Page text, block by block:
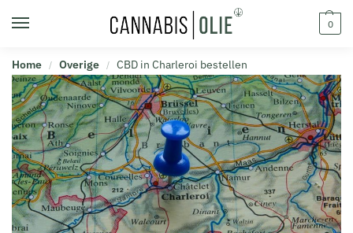
0
Home / Overige / CBD in Charleroi bestellen